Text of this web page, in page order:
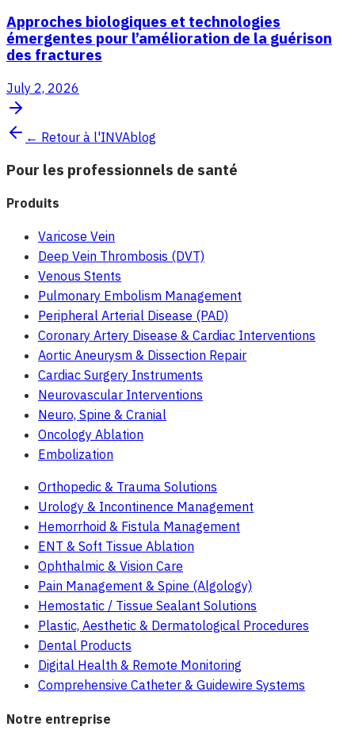
Approches biologiques et technologies
émergentes pour l’amélioration de la guérison
des fractures
July 2, 2026
← Retour à l'INVAblog
Pour les professionnels de santé
Produits
Varicose Vein
Deep Vein Thrombosis (DVT)
Venous Stents
Pulmonary Embolism Management
Peripheral Arterial Disease (PAD)
Coronary Artery Disease & Cardiac Interventions
Aortic Aneurysm & Dissection Repair
Cardiac Surgery Instruments
Neurovascular Interventions
Neuro, Spine & Cranial
Oncology Ablation
Embolization
Orthopedic & Trauma Solutions
Urology & Incontinence Management
Hemorrhoid & Fistula Management
ENT & Soft Tissue Ablation
Ophthalmic & Vision Care
Pain Management & Spine (Algology)
Hemostatic / Tissue Sealant Solutions
Plastic, Aesthetic & Dermatological Procedures
Dental Products
Digital Health & Remote Monitoring
Comprehensive Catheter & Guidewire Systems
Notre entreprise